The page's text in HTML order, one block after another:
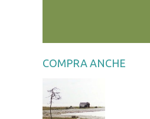
COMPRA ANCHE